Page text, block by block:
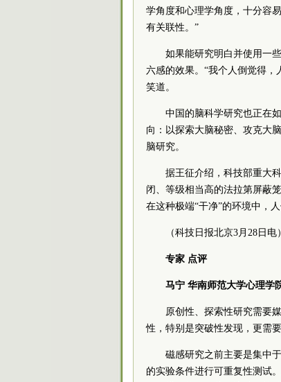
学角度和心理学角度，十分容
有关联性。”
如果能研究明白并使用一
六感的效果。“我个人倒觉得
笑道。
中国的脑科学研究也正在
向：以探索大脑秘密、攻克大
脑研究。
据王征介绍，科技部重大
闭、等级相当高的法拉第屏蔽
在这种极端“干净”的环境中，
（科技日报北京3月28日电）
专家 点评
马宁 华南师范大学心理学
原创性、探索性研究需要
性，特别是突破性发现，更需
磁感研究之前主要是集中
的实验条件进行可重复性测试